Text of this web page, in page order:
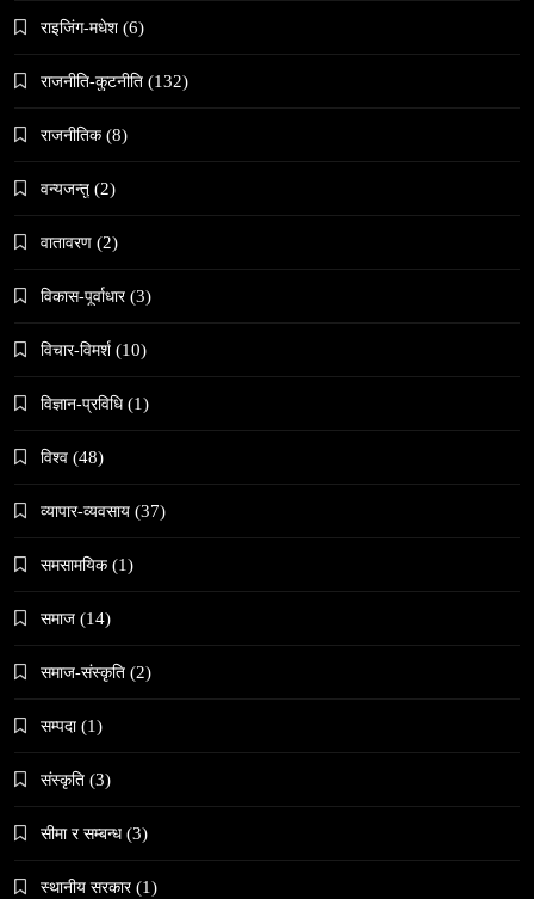
काठमाडौँमा चिरोत्थानसँगै होली पर्व शुभारम्भ
संस्कृति
जनकपुरधाममा ‘मधेस प्रादेशिक ललितकला प्रदर्शनी
अलउला: साउदी अरबको रेगिस्तानी मोती र सांस्कृतिक
राइजिंग-मधेश (6)
राजनीति-कुटनीति (132)
राजनीतिक (8)
वन्यजन्तु (2)
वातावरण (2)
विकास-पूर्वाधार (3)
विचार-विमर्श (10)
विज्ञान-प्रविधि (1)
विश्व (48)
व्यापार-व्यवसाय (37)
समसामयिक (1)
समाज (14)
समाज-संस्कृति (2)
सम्पदा (1)
संस्कृति (3)
सीमा र सम्बन्ध (3)
स्थानीय सरकार (1)